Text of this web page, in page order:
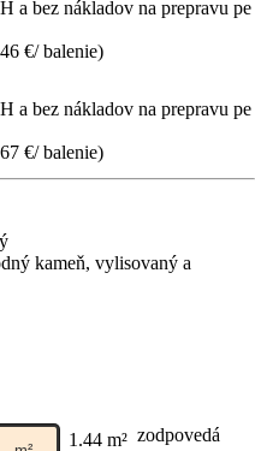
bez nákladov na prepravu pe
€/ balenie)
bez nákladov na prepravu pe
€/ balenie)
kameň, vylisovaný a
1.44 m² zodpovedá